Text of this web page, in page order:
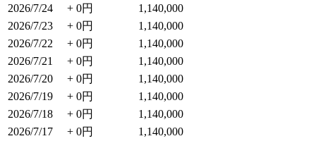
2026/7/24
+ 0円
1,140,000
2026/7/23
+ 0円
1,140,000
2026/7/22
+ 0円
1,140,000
2026/7/21
+ 0円
1,140,000
2026/7/20
+ 0円
1,140,000
2026/7/19
+ 0円
1,140,000
2026/7/18
+ 0円
1,140,000
2026/7/17
+ 0円
1,140,000